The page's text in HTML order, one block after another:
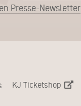
Presse-Newsletter
KJ Ticketshop